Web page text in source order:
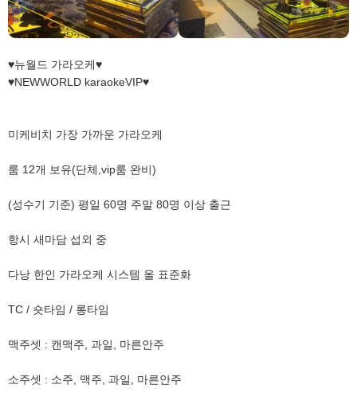
♥뉴월드 가라오케♥
♥NEWWORLD karaokeVIP♥
미케비치 가장 가까운 가라오케
룸 12개 보유(단체,vip룸 완비)
(성수기 기준) 평일 60명 주말 80명 이상 출근
항시 새마담 섭외 중
다낭 한인 가라오케 시스템 올 표준화
TC / 숏타임 / 롱타임
맥주셋 : 캔맥주, 과일, 마른안주
소주셋 : 소주, 맥주, 과일, 마른안주